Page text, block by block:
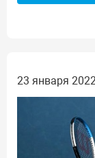
23 января